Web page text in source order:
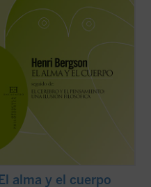
que añadir además que es un problema
ineludible. Porque tanto si se admite la
dualidad última, metafísica, de ambos
términos, como si se niega, por ...
El alma y el cuerpo